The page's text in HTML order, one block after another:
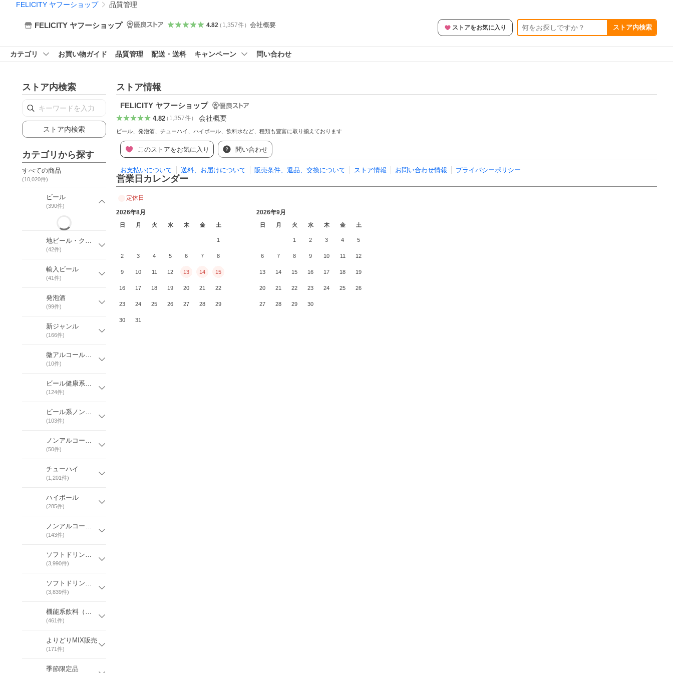
FELICITY ヤフーショップ 品質管理
FELICITY ヤフーショップ 4.82（ 1,357件） 会社概要 ストアをお気に入り ストア内検索
カテゴリ お買い物ガイド 品質管理 配送・送料 キャンペーン 問い合わせ
ストア内検索
ストア内検索
カテゴリから探す
すべての商品
(10,020件)
ビール
(390件)
地ビール・クラフトビール
(42件)
輸入ビール
(41件)
発泡酒
(99件)
新ジャンル
(166件)
微アルコール飲料
(10件)
ビール健康系（トクホ/機能性/糖質OFF）
(124件)
ビール系ノンアルコール
(103件)
ノンアルコールビール健康系
(50件)
チューハイ
(1,201件)
ハイボール
(285件)
ノンアルコール系チューハイ
(143件)
ソフトドリンク メーカー別
(3,990件)
ソフトドリンク カテゴリ別
(3,839件)
機能系飲料（トクホ/機能性）
(461件)
よりどりMIX販売
(171件)
季節限定品
ストア情報
FELICITY ヤフーショップ
4.82（ 1,357件） 会社概要
ビール、発泡酒、チューハイ、ハイボール、飲料水など、種類も豊富に取り揃えております
このストアをお気に入り 問い合わせ
お支払いについて 送料、お届けについて 販売条件、返品、交換について ストア情報 お問い合わせ情報 プライバシーポリシー
営業日カレンダー
定休日
2026年8月
日 月 火 水 木 金 土
1
2 3 4 5 6 7 8
9 10 11 12 13 14 15
16 17 18 19 20 21 22
23 24 25 26 27 28 29
30 31
2026年9月
日 月 火 水 木 金 土
1 2 3 4 5
6 7 8 9 10 11 12
13 14 15 16 17 18 19
20 21 22 23 24 25 26
27 28 29 30